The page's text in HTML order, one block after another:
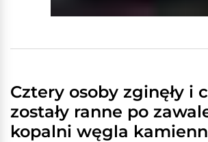
Cztery osoby zginęły i
zostały ranne po
kopalni węgla